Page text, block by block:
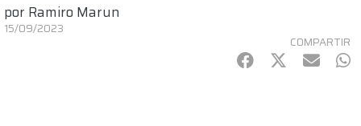
por Ramiro Marun
15/09/2023
COMPARTIR
Facebook
Twitter
mail